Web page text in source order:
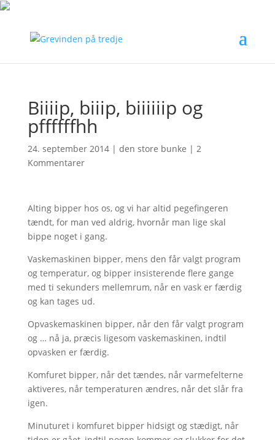
Biiiip, biiip, biiiiiip og
pffffffhh
24. september 2014| den store bunke | 2
Kommentarer
Alting bipper hos os, og vi har altid pegefingeren
tændt, for man ved aldrig, hvornår man lige skal
bippe noget i gang.
Vaskemaskinen bipper, mens den får valgt program
og temperatur, og bipper insisterende flere gange
med ti sekunders mellemrum, når en vask er færdig
og kan tages ud.
Opvaskemaskinen bipper, når den får valgt program
og … nå ja, præcis ligesom vaskemaskinen, indtil
opvasken er færdig.
Komfuret bipper, når det tændes, når varmefelterne
aktiveres, når temperaturen ændres, når det slår fra
igen.
Minuturet i komfuret bipper hidsigt og stædigt, når